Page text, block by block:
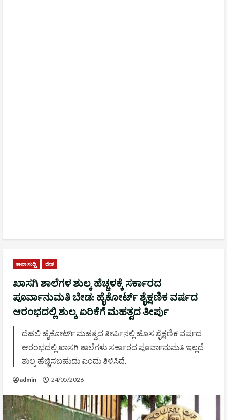
ತಾಜಾ ಸುದ್ದಿ ದೇಶ
ಖಾಸಗಿ ಶಾಲೆಗಳ ಶುಲ್ಕ ಹೆಚ್ಚಳಕ್ಕೆ ಸರ್ಕಾರದ
ಪೂರ್ವಾನುಮತಿ ಬೇಡ: ಹೈಕೋರ್ಟ್ ಶೈಕ್ಷಣಿಕ ವರ್ಷದ
ಆರಂಭದಲ್ಲಿ ಶುಲ್ಕ ಏರಿಕೆಗೆ ಮಹತ್ವದ ತೀರ್ಪು
ದೆಹಲಿ ಹೈಕೋರ್ಟ್ ಮಹತ್ವದ ತೀರ್ಪಿನಲ್ಲಿ ಹೊಸ ಶೈಕ್ಷಣಿಕ ವರ್ಷದ
ಆರಂಭದಲ್ಲಿ ಖಾಸಗಿ ಶಾಲೆಗಳು ಸರ್ಕಾರದ ಪೂರ್ವಾನುಮತಿ ಇಲ್ಲದೆ
ಶುಲ್ಕ ಹೆಚ್ಚಿಸಬಹುದು ಎಂದು ತಿಳಿಸಿದೆ.
admin 24/05/2026